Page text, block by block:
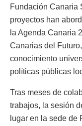
Fundación Canaria
proyectos han
la Agenda Canaria
Canarias del
conocimiento
políticas públicas
Tras meses de
trabajos, la sesión
lugar en la sede de